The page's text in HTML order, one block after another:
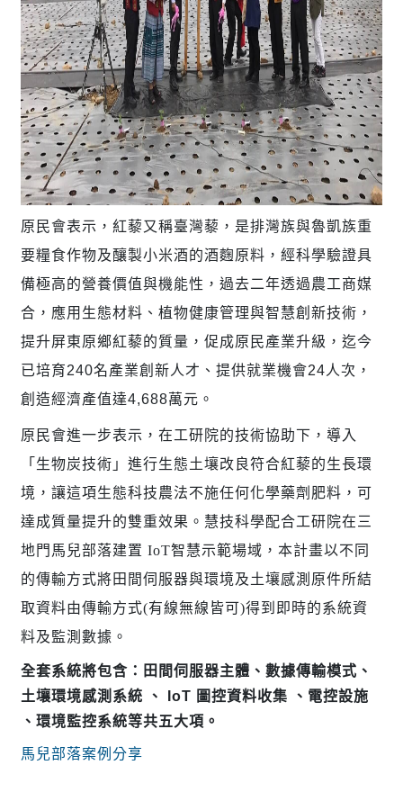
原民會表示，紅藜又稱臺灣藜，是排灣族與魯凱族重
要糧食作物及釀製小米酒的酒麴原料，經科學驗證具
備極高的營養價值與機能性，過去二年透過農工商媒
合，應用生態材料、植物健康管理與智慧創新技術，
提升屏東原鄉紅藜的質量，促成原民產業升級，迄今
已培育240名產業創新人才、提供就業機會24人次，
創造經濟產值達4,688萬元。
原民會進一步表示，在工研院的技術協助下，導入
「生物炭技術」進行生態土壤改良符合紅藜的生長環
境，讓這項生態科技農法不施任何化學藥劑肥料，可
達成質量提升的雙重效果。 慧技科學配合工研院在三
地門馬兒部落建置 IoT智慧示範場域， 本計畫以不同
的傳輸方式將田間伺服器與環境及土壤感測原件所結
取資料由傳輸方式(有線無線皆可)得到即 時的系統資
料及監測數據。
全套系統將包含：田間伺服器主體、數據傳輸模式、
土壤環境感測系統 、 IoT 圖控資料收集 、電控設施
、環境監控系統等共五大項。
馬兒部落案例分享